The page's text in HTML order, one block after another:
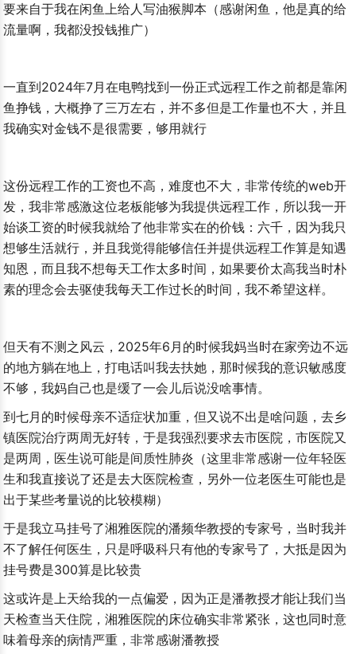
要来自于我在闲鱼上给人写油猴脚本（感谢闲鱼，他是真的给
流量啊，我都没投钱推广）
一直到2024年7月在电鸭找到一份正式远程工作之前都是靠闲
鱼挣钱，大概挣了三万左右，并不多但是工作量也不大，并且
我确实对金钱不是很需要，够用就行
这份远程工作的工资也不高，难度也不大，非常传统的web开
发，我非常感激这位老板能够为我提供远程工作，所以我一开
始谈工资的时候我就给了他非常实在的价钱：六千，因为我只
想够生活就行，并且我觉得能够信任并提供远程工作算是知遇
知恩，而且我不想每天工作太多时间，如果要价太高我当时朴
素的理念会去驱使我每天工作过长的时间，我不希望这样。
但天有不测之风云，2025年6月的时候我妈当时在家旁边不远
的地方躺在地上，打电话叫我去扶她，那时候我的意识敏感度
不够，我妈自己也是缓了一会儿后说没啥事情。
到七月的时候母亲不适症状加重，但又说不出是啥问题，去乡
镇医院治疗两周无好转，于是我强烈要求去市医院，市医院又
是两周，医生说可能是间质性肺炎（这里非常感谢一位年轻医
生和我直接说了还是去大医院检查，另外一位老医生可能也是
出于某些考量说的比较模糊）
于是我立马挂号了湘雅医院的潘频华教授的专家号，当时我并
不了解任何医生，只是呼吸科只有他的专家号了，大抵是因为
挂号费是300算是比较贵
这或许是上天给我的一点偏爱，因为正是潘教授才能让我们当
天检查当天住院，湘雅医院的床位确实非常紧张，这也同时意
味着母亲的病情严重，非常感谢潘教授